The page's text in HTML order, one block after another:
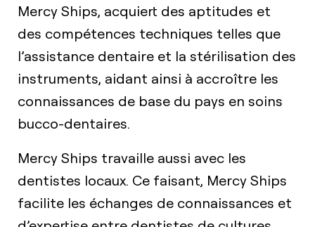
Mercy Ships, acquiert des aptitudes et
des compétences techniques telles que
l’assistance dentaire et la stérilisation des
instruments, aidant ainsi à accroître les
connaissances de base du pays en soins
bucco-dentaires.
Mercy Ships travaille aussi avec les
dentistes locaux. Ce faisant, Mercy Ships
facilite les échanges de connaissances et